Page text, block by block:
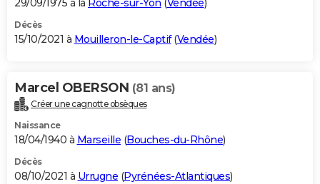
Décès
15/10/2021 à Mouilleron-le-Captif(Vendée)
Marcel OBERSON (81 ans)
Créer une cagnotte obsèques
Naissance
18/04/1940 à Marseille (Bouches-du-Rhône)
Décès
08/10/2021 à Urrugne (Pyrénées-Atlantiques)